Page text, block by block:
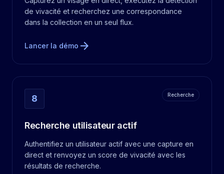
de vivacité et recherchez une correspondance
dans la collection en un seul flux.
Lancer la démo arrow_forward
8 Recherche
Recherche utilisateur actif
Authentifiez un utilisateur actif avec une capture en
direct et renvoyez un score de vivacité avec les
résultats de recherche.